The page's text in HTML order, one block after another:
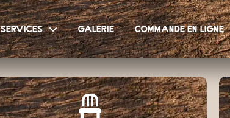
services galerie commande en ligne